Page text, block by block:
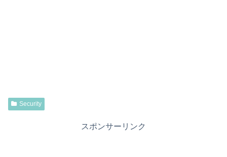
Security
スポンサーリンク